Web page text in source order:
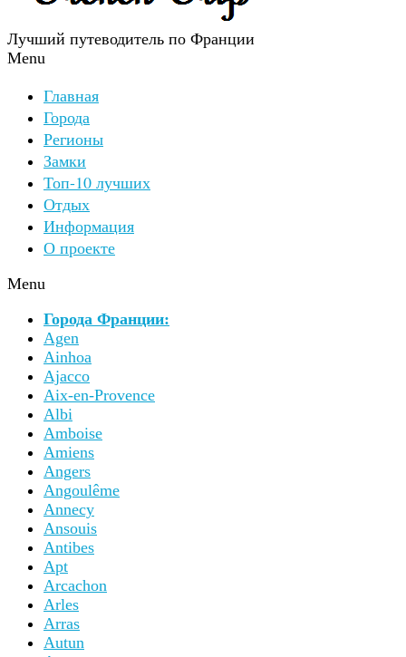
Лучший путеводитель по Франции
Menu
Главная
Города
Регионы
Замки
Топ-10 лучших
Отдых
Информация
О проекте
Menu
Города Франции:
Agen
Ainhoa
Ajacco
Aix-en-Provence
Albi
Amboise
Amiens
Angers
Angoulême
Annecy
Ansouis
Antibes
Apt
Arcachon
Arles
Arras
Autun